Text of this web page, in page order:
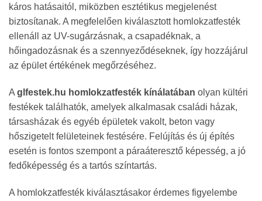
káros hatásaitól, miközben esztétikus megjelenést
biztosítanak. A megfelelően kiválasztott homlokzatfesték
ellenáll az UV-sugárzásnak, a csapadéknak, a
hőingadozásnak és a szennyeződéseknek, így hozzájárul
az épület értékének megőrzéséhez.
A glfestek.hu homlokzatfesték kínálatában olyan kültéri
festékek találhatók, amelyek alkalmasak családi házak,
társasházak és egyéb épületek vakolt, beton vagy
hőszigetelt felületeinek festésére. Felújítás és új építés
esetén is fontos szempont a páraáteresztő képesség, a jó
fedőképesség és a tartós színtartás.
A homlokzatfesték kiválasztásakor érdemes figyelembe